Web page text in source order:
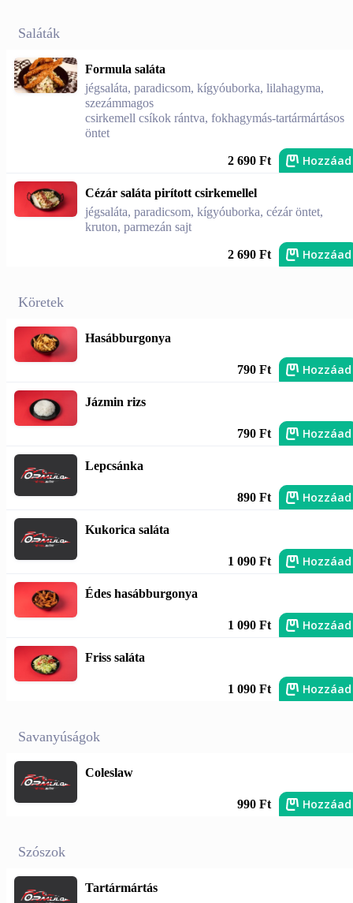
Saláták
Formula saláta
jégsaláta, paradicsom, kígyóuborka, lilahagyma,
szezámmagos
csirkemell csíkok rántva, fokhagymás-tartármártásos
öntet
2 690 Ft Hozzáad
Cézár saláta pirított csirkemellel
jégsaláta, paradicsom, kígyóuborka, cézár öntet,
kruton, parmezán sajt
2 690 Ft Hozzáad
Köretek
Hasábburgonya
790 Ft Hozzáad
Jázmin rizs
790 Ft Hozzáad
Lepcsánka
890 Ft Hozzáad
Kukorica saláta
1 090 Ft Hozzáad
Édes hasábburgonya
1 090 Ft Hozzáad
Friss saláta
1 090 Ft Hozzáad
Savanyúságok
Coleslaw
990 Ft Hozzáad
Szószok
Tartármártás